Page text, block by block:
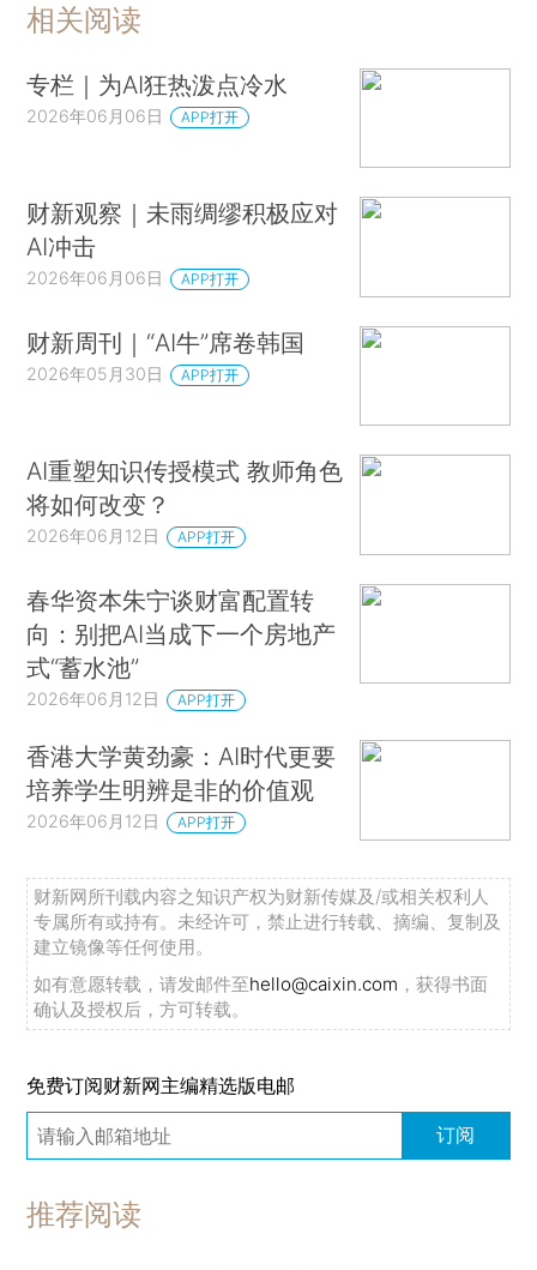
相关阅读
专栏｜为AI狂热泼点冷水
2026年06月06日 APP打开
财新观察｜未雨绸缪积极应对
AI冲击
2026年06月06日 APP打开
财新周刊｜“AI牛”席卷韩国
2026年05月30日 APP打开
AI重塑知识传授模式 教师角色
将如何改变？
2026年06月12日 APP打开
春华资本朱宁谈财富配置转
向：别把AI当成下一个房地产
式“蓄水池”
2026年06月12日 APP打开
香港大学黄劲豪：AI时代更要
培养学生明辨是非的价值观
2026年06月12日 APP打开
财新网所刊载内容之知识产权为财新传媒及/或相关权利人
专属所有或持有。未经许可，禁止进行转载、摘编、复制及
建立镜像等任何使用。
如有意愿转载，请发邮件至hello@caixin.com ，获得书面
确认及授权后，方可转载。
免费订阅财新网主编精选版电邮
订阅
推荐阅读